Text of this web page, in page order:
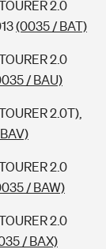
2.0
(0035 / BAT)
2.0
/ BAU)
2.0T),
2.0
/ BAW)
2.0
/ BAX)